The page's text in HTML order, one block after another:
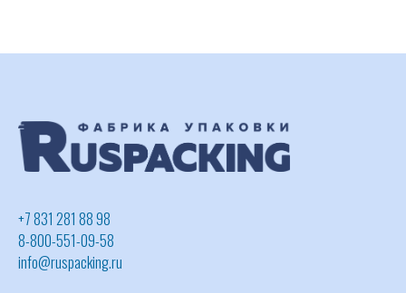
+7 831 281 88 98
8-800-551-09-58
info@ruspacking.ru